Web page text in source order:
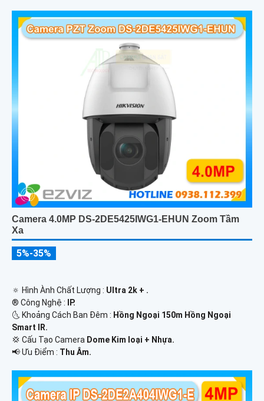
Camera 4.0MP DS-2DE5425IWG1-EHUN Zoom Tầm
Xa
5%-35%
🔅 Hình Ành Chất Lượng : Ultra 2k + .
®️ Công Nghệ :
IP.
🌜 Khoảng Cách Ban Đêm : Hồng Ngoại 150m Hồng Ngoại
Smart IR.
💢 Cấu Tạo Camera Dome Kim loại + Nhựa.
️📢 Ưu Điểm : Thu Âm.